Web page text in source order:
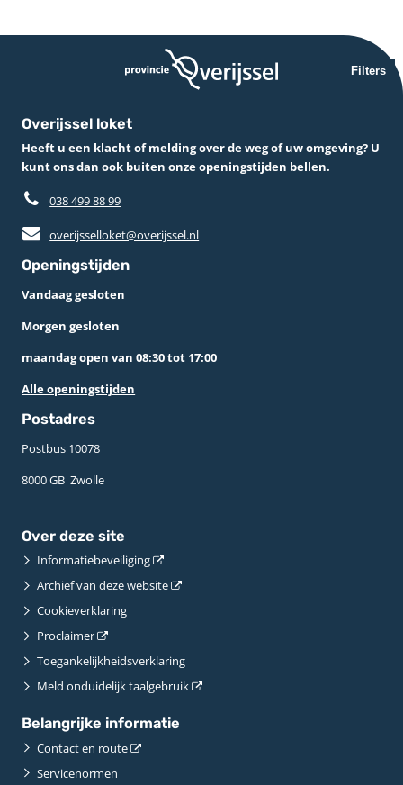
Filters
Overijssel loket
Heeft u een klacht of melding over de weg of uw omgeving? U
kunt ons dan ook buiten onze openingstijden bellen.
038 499 88 99
overijsselloket@overijssel.nl
Openingstijden
Vandaag gesloten
Morgen gesloten
maandag open van 08:30 tot 17:00
Alle openingstijden
Postadres
Postbus 10078 ­
8000 GB ­ Zwolle
Over deze site
Informatiebeveiliging
Archief van deze website
Cookieverklaring
Proclaimer
Toegankelijkheidsverklaring
Meld onduidelijk taalgebruik
Belangrijke informatie
Contact en route
Servicenormen